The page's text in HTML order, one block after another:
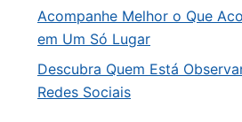
Acompanhe Melhor o Que
em Um Só Lugar
Descubra Quem Está
Redes Sociais